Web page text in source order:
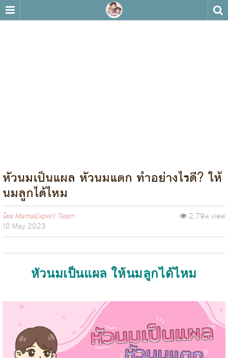
หัวนมเป็นแผล หัวนมแตก ทำอย่างไรดี? ให้
นมลูกได้ไหม
โดยMamaExpert Team
10 May 2023
2,794 view
หัวนมเป็นแผล ให้นมลูกได้ไหม